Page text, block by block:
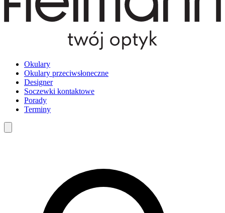
Okulary
Okulary przeciwsłoneczne
Designer
Soczewki kontaktowe
Porady
Terminy